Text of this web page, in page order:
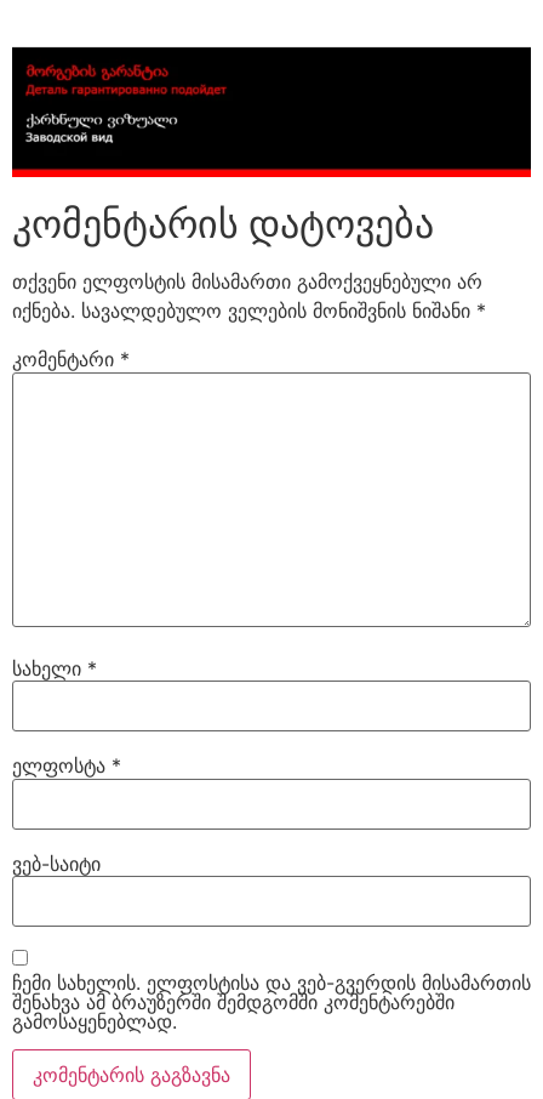
კომენტარის დატოვება
თქვენი ელფოსტის მისამართი გამოქვეყნებული არ
იქნება. სავალდებულო ველების მონიშვნის ნიშანი *
კომენტარი *
სახელი *
ელფოსტა *
ვებ-საიტი
ჩემი სახელის. ელფოსტისა და ვებ-გვერდის მისამართის
შენახვა ამ ბრაუზერში შემდგომში კომენტარებში
გამოსაყენებლად.